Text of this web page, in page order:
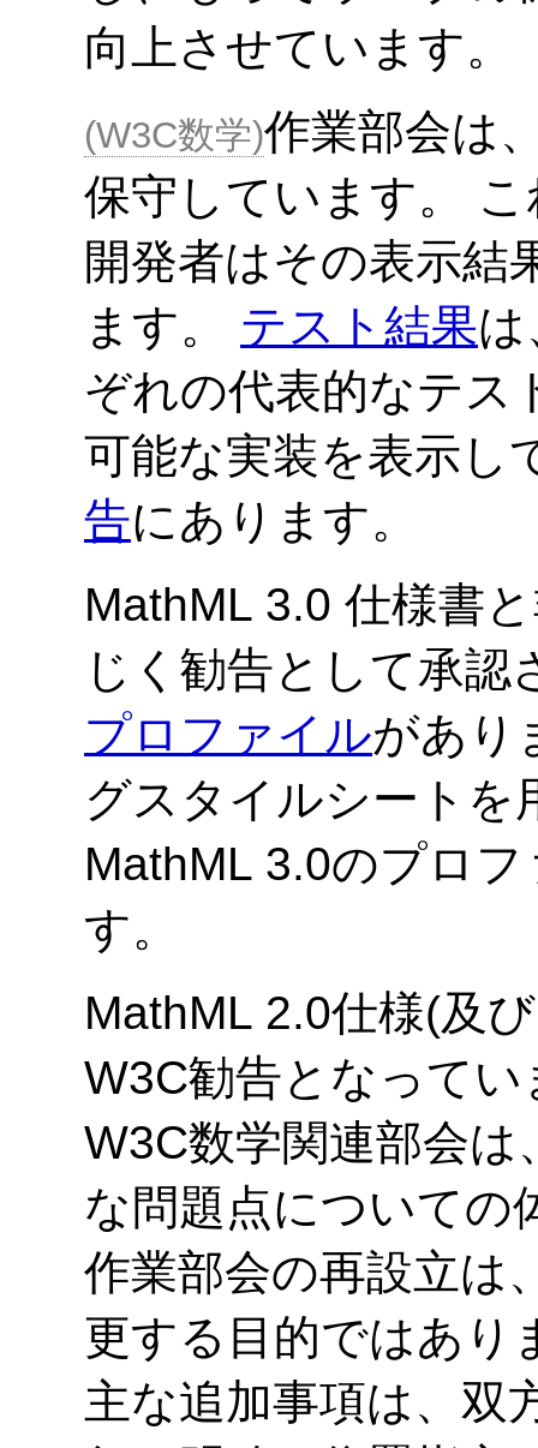
向上させています。
W3C数学 作業部会は
保守しています。
開発者はその表示結
ます。 テスト結果
ぞれの代表的なテス
可能な実装を表示し
告にあります。
MathML 3.0 仕様書
じく勧告として承認
プロファイルがあり
グスタイルシートを
MathML 3.0のプロ
す。
MathML 2.0仕様(及
W3C勧告となって
W3C数学関連部会は
な問題点についての
作業部会の再設立は
更する目的ではあり
主な追加事項は、双